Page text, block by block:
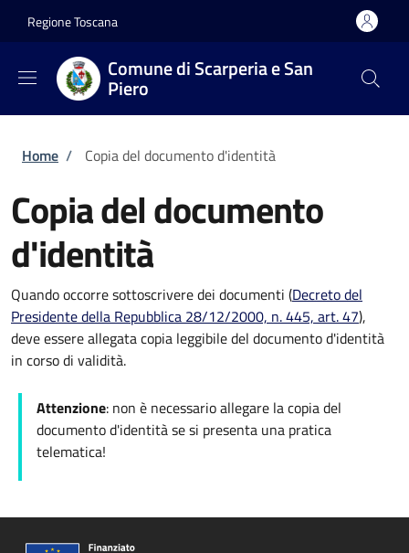
Regione Toscana
Comune di Scarperia e San
Piero
Briciole di pane
Home / Copia del documento d'identità
Copia del documento
d'identità
Quando occorre sottoscrivere dei documenti (Decreto del
Presidente della Repubblica 28/12/2000, n. 445, art. 47),
deve essere allegata copia leggibile del documento d'identità
in corso di validità.
Attenzione: non è necessario allegare la copia del
documento d'identità se si presenta una pratica
telematica!